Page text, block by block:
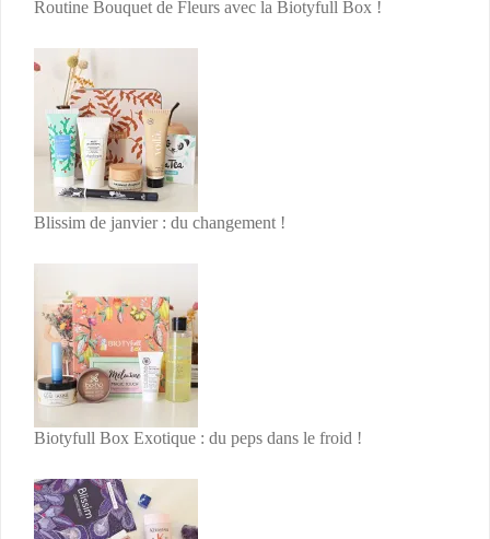
Routine Bouquet de Fleurs avec la Biotyfull Box !
Blissim de janvier : du changement !
Biotyfull Box Exotique : du peps dans le froid !